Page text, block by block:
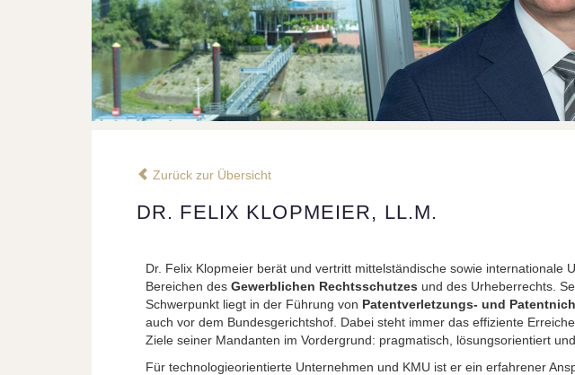
Zurück zur Übersicht
DR. FELIX KLOPMEIER, LL.M.
Dr. Felix Klopmeier berät und vertritt mittelständische sowie internationale
Bereichen des Gewerblichen Rechtsschutzes und des Urheberrechts.
Schwerpunkt liegt in der Führung von Patentverletzungs- und
auch vor dem Bundesgerichtshof. Dabei steht immer das effiziente
Ziele seiner Mandanten im Vordergrund: pragmatisch, lösungsorientiert
Für technologieorientierte Unternehmen und KMU ist er ein erfahrener